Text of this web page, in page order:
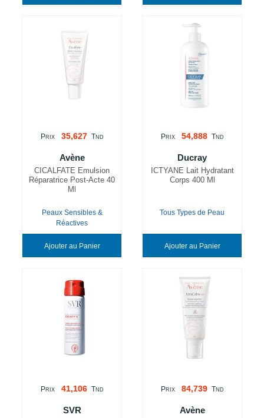
PRIX 35,627 TND
Avène
CICALFATE Emulsion
Réparatrice Post-Acte 40
Ml
Peaux Sensibles &
Réactives
Ajouter au Panier
PRIX 54,888 TND
Ducray
ICTYANE Lait Hydratant
Corps 400 Ml
Tous Types de Peau
Ajouter au Panier
PRIX 41,106 TND
SVR
PRIX 84,739 TND
Avène